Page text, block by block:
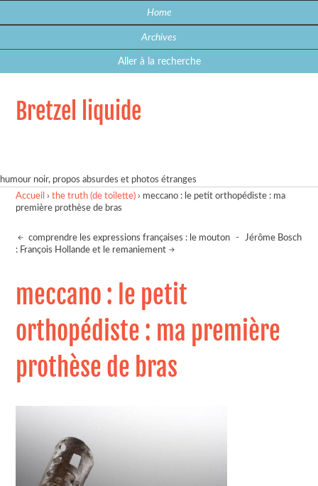
Home
Archives
Aller à la recherche
Bretzel liquide
humour noir, propos absurdes et photos étranges
Accueil ›the truth (de toilette) › meccano : le petit orthopédiste : ma
première prothèse de bras
comprendre les expressions françaises : le mouton -
Jérôme Bosch
: François Hollande et le remaniement
meccano : le petit
orthopédiste : ma première
prothèse de bras